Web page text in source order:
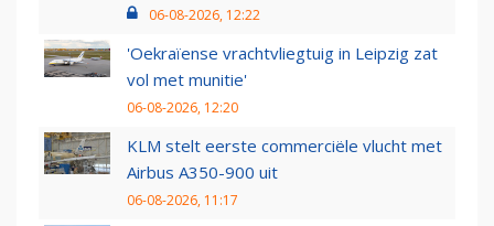
06-08-2026, 12:22
'Oekraïense vrachtvliegtuig in Leipzig zat
vol met munitie'
06-08-2026, 12:20
KLM stelt eerste commerciële vlucht met
Airbus A350-900 uit
06-08-2026, 11:17